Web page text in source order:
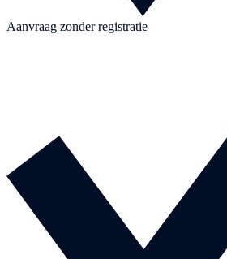
Aanvraag zonder registratie